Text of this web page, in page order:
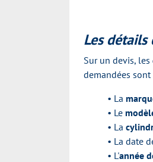
Les détails
Sur un devis, les
demandées
• La
• Le
• La
• La date
• L'année